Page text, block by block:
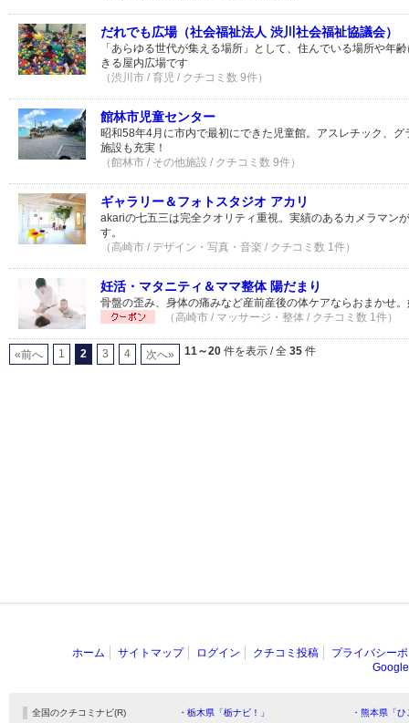
だれでも広場（社会福祉法人 渋川社会福祉協議会）
「あらゆる世代が集える場所」として、住んでいる場所や年
きる屋内広場です
（渋川市 / 育児 / クチコミ数 9件）
館林市児童センター
昭和58年4月に市内で最初にできた児童館。アスレチック、
施設も充実！
（館林市 / その他施設 / クチコミ数 9件）
ギャラリー＆フォトスタジオ アカリ
akariの七五三は完全クオリティ重視。実績のあるカメラマン
す。
（高崎市 / デザイン・写真・音楽 / クチコミ数 1件）
妊活・マタニティ＆ママ整体 陽だまり
骨盤の歪み、身体の痛みなど産前産後の体ケアならおまかせ
（高崎市 / マッサージ・整体 / クチコミ数 1件）
«前へ 1 2 3 4 次へ» 11～20 件を表示 / 全 35 件
ホーム サイトマップ ログイン クチコミ投稿
プライバシー
全国のクチコミナビ(R) ・栃木県「栃ナビ！」 ・熊本県「